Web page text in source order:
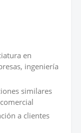
en
ingeniería
similares
a clientes